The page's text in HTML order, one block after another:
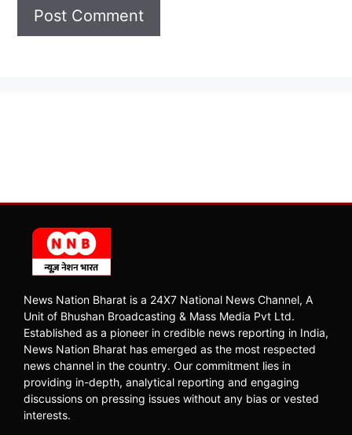
News Nation Bharat is a 24X7 National News Channel, A
Unit of Bhushan Broadcasting & Mass Media Pvt Ltd.
Established as a pioneer in credible news reporting in India,
News Nation Bharat has emerged as the most respected
news channel in the country. Our commitment lies in
providing in-depth, analytical reporting and engaging
discussions on pressing issues without any bias or vested
interests.